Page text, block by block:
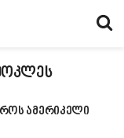
ამერიკელი